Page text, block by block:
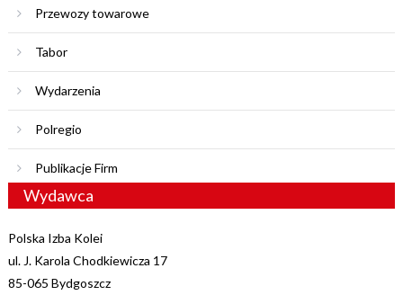
Przewozy towarowe
Tabor
Wydarzenia
Polregio
Publikacje Firm
Wydawca
Polska Izba Kolei
ul. J. Karola Chodkiewicza 17
85-065 Bydgoszcz